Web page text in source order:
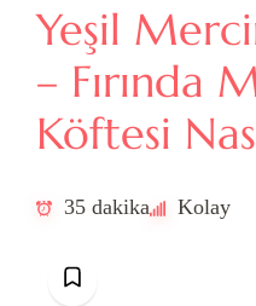
Yeşil
– Fırında
Köftesi
35 dakika Kolay